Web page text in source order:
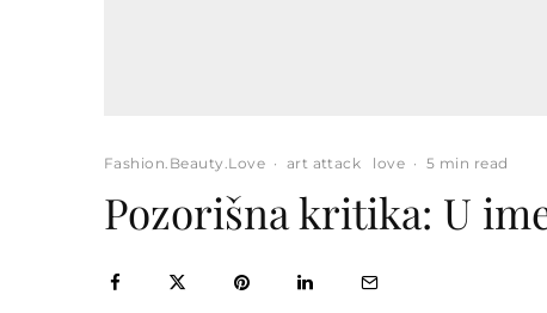
Fashion.Beauty.Love · art attack love · 5 min read
Pozorišna kritika: U